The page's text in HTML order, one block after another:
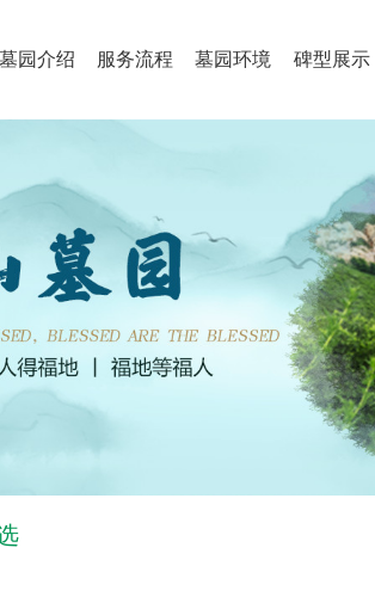
墓园介绍 服务流程 墓园环境 碑型展示